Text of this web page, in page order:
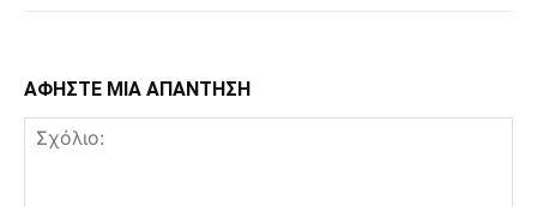
ΑΦΗΣΤΕ ΜΙΑ ΑΠΑΝΤΗΣΗ